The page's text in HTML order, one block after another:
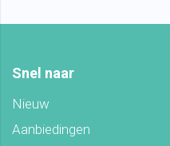
Snel naar
Nieuw
Aanbiedingen